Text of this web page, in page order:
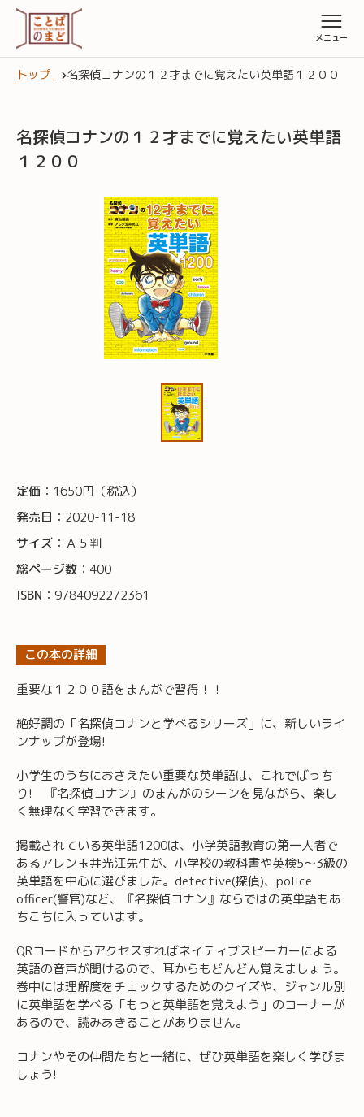
トップ 名探偵コナンの１２才までに覚えたい英単語１２００
名探偵コナンの１２才までに覚えたい英単語
１２００
定価： 1650円（税込）
発売日： 2020-11-18
サイズ： Ａ５判
総ページ数： 400
ISBN： 9784092272361
この本の詳細
重要な１２００語をまんがで習得！！
絶好調の「名探偵コナンと学べるシリーズ」に、新しいライ
ンナップが登場!
小学生のうちにおさえたい重要な英単語は、これでばっち
り! 『名探偵コナン』のまんがのシーンを見ながら、楽し
く無理なく学習できます。
掲載されている英単語1200は、小学英語教育の第一人者で
あるアレン玉井光江先生が、小学校の教科書や英検5～3級の
英単語を中心に選びました。detective(探偵)、police
officer(警官)など、『名探偵コナン』ならではの英単語もあ
ちこちに入っています。
QRコードからアクセスすればネイティブスピーカーによる
英語の音声が聞けるので、耳からもどんどん覚えましょう。
巻中には理解度をチェックするためのクイズや、ジャンル別
に英単語を学べる「もっと英単語を覚えよう」のコーナーが
あるので、読みあきることがありません。
コナンやその仲間たちと一緒に、ぜひ英単語を楽しく学びま
しょう!